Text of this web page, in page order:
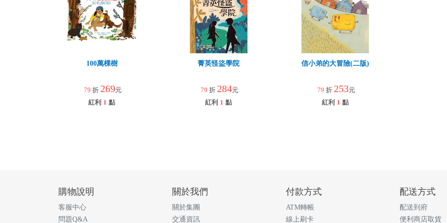
100萬棵樹
79 折 269元
紅利 1 點
菁英怪盜學院
79 折 284元
紅利 1 點
信小弟的大冒險(二版)
79 折 253元
紅利 1 點
購物說明
客服中心
問題Q&A
關於我們
關於集團
交通資訊
付款方式
ATM轉帳
線上刷卡
配送方式
配送到府
便利商店取貨